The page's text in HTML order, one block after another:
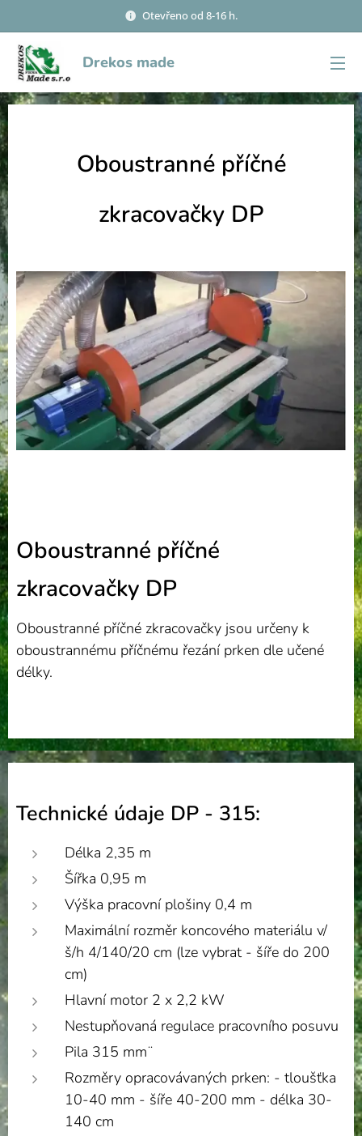
Otevřeno od 8-16 h.
Drekos made
Oboustranné příčné
zkracovačky DP
Oboustranné příčné
zkracovačky DP
Oboustranné příčné zkracovačky jsou určeny k
oboustrannému příčnému řezání prken dle učené
délky.
Technické údaje DP - 315:
Délka 2,35 m
Šířka 0,95 m
Výška pracovní plošiny 0,4 m
Maximální rozměr koncového materiálu v/
š/h 4/140/20 cm (lze vybrat - šíře do 200
cm)
Hlavní motor 2 x 2,2 kW
Nestupňovaná regulace pracovního posuvu
Pila 315 mm¨
Rozměry opracovávaných prken: - tloušťka
10-40 mm - šíře 40-200 mm - délka 30-
140 cm